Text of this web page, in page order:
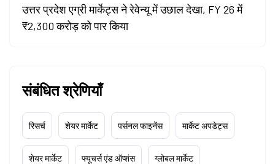
उत्तर प्रदेश एग्री मार्केट्स ने रेवेन्यू में उछाल देखा, FY 26 में
₹2,300 करोड़ को पार किया
संबंधित श्रेणियाँ
रिसर्च शेयर मार्केट पर्सनल फाइनेंस मार्केट अपडेट्स
शेयर मार्केट फ्यूचर्स एंड ऑप्शंस ग्लोबल मार्केट